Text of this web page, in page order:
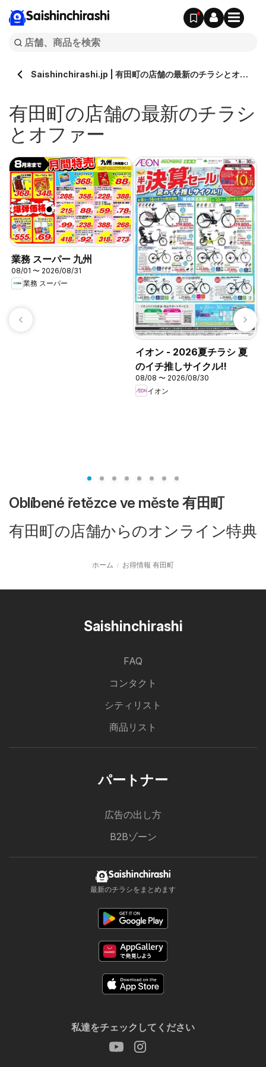
Saishinchirashi
Saishinchirashi.jp | 有田町の店舗の最新のチラシとオフ
有田町の店舗の最新のチラシ
とオファー
業務 スーパー 九州
08/01 〜 2026/08/31
業務 スーパー
イオン - 2026夏チラシ 夏
のイチ推しサイクル!!
08/08 〜 2026/08/30
イオン
Oblíbené řetězce ve měste 有田町
有田町の店舗からのオンライン特典
ホーム お得情報 有田町
Saishinchirashi
FAQ
コンタクト
シティリスト
商品リスト
パートナー
広告の出し方
B2Bゾーン
Saishinchirashi
最新のチラシをまとめます
私達をチェックしてください